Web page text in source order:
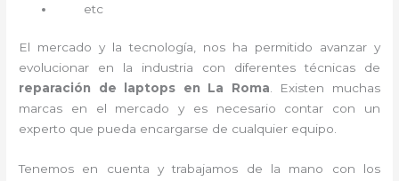
etc
El mercado y la tecnología, nos ha permitido avanzar y
evolucionar en la industria con diferentes técnicas de
reparación de laptops en La Roma . Existen muchas
marcas en el mercado y es necesario contar con un
experto que pueda encargarse de cualquier equipo.
Tenemos en cuenta y trabajamos de la mano con los